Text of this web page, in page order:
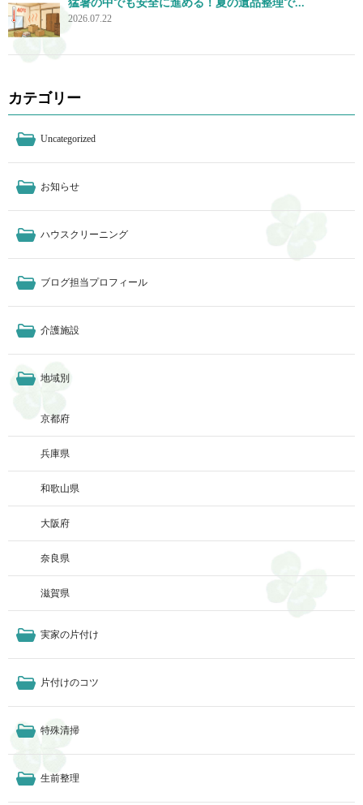
猛暑の中でも安全に進める！夏の遺品整理で...
2026.07.22
カテゴリー
Uncategorized
お知らせ
ハウスクリーニング
ブログ担当プロフィール
介護施設
地域別
京都府
兵庫県
和歌山県
大阪府
奈良県
滋賀県
実家の片付け
片付けのコツ
特殊清掃
生前整理